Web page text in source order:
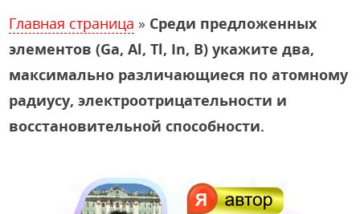
Главная страница » Среди предложенных
элементов (Ga, Al, Tl, In, B) укажите два,
максимально различающиеся по атомному
радиусу, электроотрицательности и
восстановительной способности.